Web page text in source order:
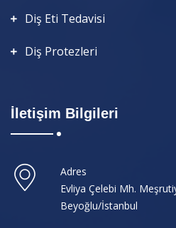
Diş Eti Tedavisi
Diş Protezleri
İletişim Bilgileri
Adres
Evliya Çelebi Mh. Meşrutiyet Cd.